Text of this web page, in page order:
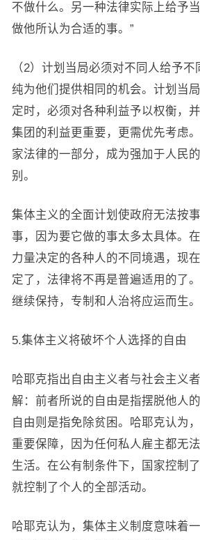
不做什么。另一种法律实际上给予
做他所认为合适的事。”
（2）计划当局必须对不同人给予
纯为他们提供相同的机会。计划当
定时，必须对各种利益予以权衡，
集团的利益更重要，更需优先考虑
家法律的一部分，成为强加于人民
别。
集体主义的全面计划使政府无法按
事，因为要它做的事太多太具体。
力量决定的各种人的不同境遇，现
定了，法律将不再是普遍适用的了
继续保持，专制和人治将应运而生。
5.集体主义将破坏个人选择的自由
哈耶克指出自由主义者与社会主义
解：前者所说的自由是指摆脱他人
自由则是指免除贫困。哈耶克认为
重要保障，因为任何私人雇主都无
生活。在公有制条件下，国家控制
就控制了个人的全部活动。
哈耶克认为，集体主义制度意味着